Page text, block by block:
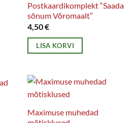
Postkaardikomplekt “Saada
sõnum Võromaalt”
4,50€
LISA KORVI
Maximuse muhedad